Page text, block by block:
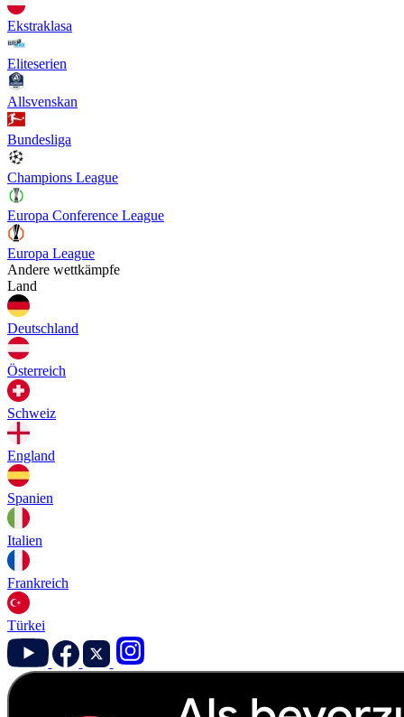
Ekstraklasa
Eliteserien
Allsvenskan
Bundesliga
Champions League
Europa Conference League
Europa League
Andere wettkämpfe
Land
Deutschland
Österreich
Schweiz
England
Spanien
Italien
Frankreich
Türkei